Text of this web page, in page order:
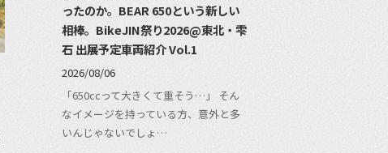
ったのか。BEAR 650という新しい
相棒。BikeJIN祭り2026@東北・雫
石 出展予定車両紹介 Vol.1
2026/08/06
「650ccって大きくて重そう…」 そん
なイメージを持っている方、意外と多
いんじゃないでしょ…